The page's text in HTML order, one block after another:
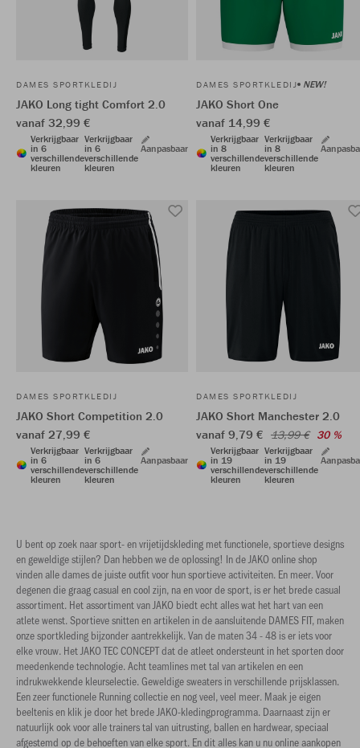
DAMES SPORTKLEDIJ
JAKO Long tight Comfort 2.0
vanaf 32,99 €
Verkrijgbaar
in 6
verschillende
kleuren
Verkrijgbaar
in 6
verschillende
kleuren
Aanpasbaar
DAMES SPORTKLEDIJ NEW!
JAKO Short One
vanaf 14,99 €
Verkrijgbaar
in 8
verschillende
kleuren
Verkrijgbaar
in 8
verschillende
kleuren
DAMES SPORTKLEDIJ
JAKO Short Competition 2.0
vanaf 27,99 €
Verkrijgbaar
in 6
verschillende
kleuren
Verkrijgbaar
in 6
verschillende
kleuren
Aanpasbaar
DAMES SPORTKLEDIJ
JAKO Short Manchester 2.0
vanaf 9,79 € 13,99 € 30 %
Verkrijgbaar
in 19
verschillende
kleuren
Verkrijgbaar
in 19
verschillende
kleuren
U bent op zoek naar sport- en vrijetijdskleding met functionele, sportieve designs
en geweldige stijlen? Dan hebben we de oplossing! In de JAKO online shop
vinden alle dames de juiste outfit voor hun sportieve activiteiten. En meer. Voor
degenen die graag casual en cool zijn, na en voor de sport, is er het brede casual
assortiment. Het assortiment van JAKO biedt echt alles wat het hart van een
atlete wenst. Sportieve snitten en artikelen in de aansluitende DAMES FIT, maken
onze sportkleding bijzonder aantrekkelijk. Van de maten 34 - 48 is er iets voor
elke vrouw. Het JAKO TEC CONCEPT dat de atleet ondersteunt in het sporten door
meedenkende technologie. Acht teamlines met tal van artikelen en een
indrukwekkende kleurselectie. Geweldige sweaters in verschillende prijsklassen.
Een zeer functionele Running collectie en nog veel, veel meer. Maak je eigen
beeltenis en klik je door het brede JAKO-kledingprogramma. Daarnaast zijn er
natuurlijk ook voor alle trainers tal van uitrusting, ballen en hardwear, speciaal
afgestemd op de behoeften van elke sport. En dit alles kan u nu online aankopen